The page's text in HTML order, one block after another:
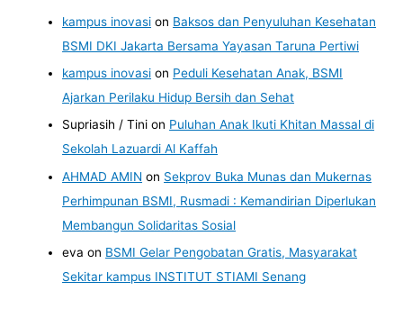
kampus inovasi on Baksos dan Penyuluhan Kesehatan
BSMI DKI Jakarta Bersama Yayasan Taruna Pertiwi
kampus inovasi on Peduli Kesehatan Anak, BSMI
Ajarkan Perilaku Hidup Bersih dan Sehat
Supriasih / Tini on Puluhan Anak Ikuti Khitan Massal di
Sekolah Lazuardi Al Kaffah
AHMAD AMIN on Sekprov Buka Munas dan Mukernas
Perhimpunan BSMI, Rusmadi : Kemandirian Diperlukan
Membangun Solidaritas Sosial
eva on BSMI Gelar Pengobatan Gratis, Masyarakat
Sekitar kampus INSTITUT STIAMI Senang